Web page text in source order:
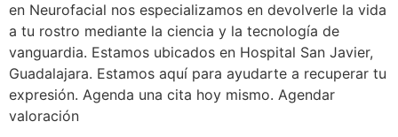
en Neurofacial nos especializamos en devolverle la vida
a tu rostro mediante la ciencia y la tecnología de
vanguardia. Estamos ubicados en Hospital San Javier,
Guadalajara. Estamos aquí para ayudarte a recuperar tu
expresión. Agenda una cita hoy mismo. Agendar
valoración